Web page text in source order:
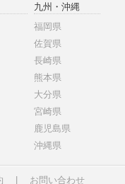
九州・沖縄
福岡県
佐賀県
長崎県
熊本県
大分県
宮崎県
鹿児島県
沖縄県
お問い合わせ